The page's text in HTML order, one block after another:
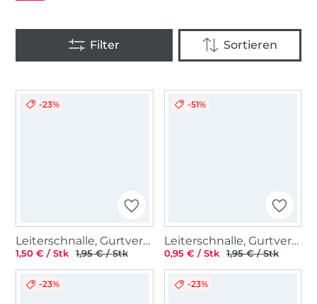
-23%
Leiterschnalle, Gurtversteller Metall 40 mm, matt schwarz
1,50 € / Stk 1,95 € / Stk
-51%
Leiterschnalle, Gurtversteller Metall 38 mm, silber
0,95 € / Stk 1,95 € / Stk
-23% -23%